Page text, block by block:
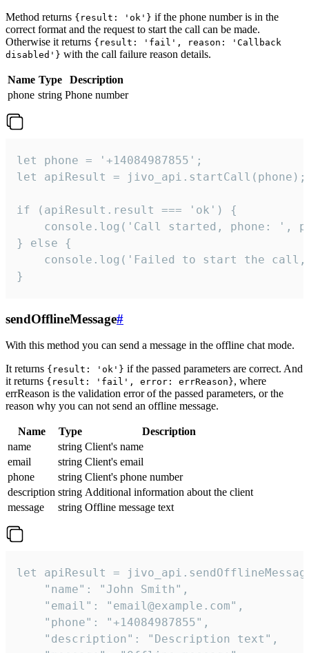
Method returns {result: 'ok'} if the phone number is in the
correct format and the request to start the call can be made.
Otherwise it returns {result: 'fail', reason: 'Callback
disabled'} with the call failure reason details.
Name Type
Description
phone string Phone number
let phone = '+14084987855';
let apiResult = jivo_api.startCall(phone);
if (apiResult.result === 'ok') {
console.log('Call started, phone: ',
} else {
console.log('Failed to start the
}
sendOfflineMessage#
With this method you can send a message in the offline chat mode.
It returns {result: 'ok'} if the passed parameters are correct. And
it returns {result: 'fail', error: errReason}, where
errReason is the validation error of the passed parameters, or the
reason why you can not send an offline message.
Name Type
Description
name
string Client's name
email
string Client's email
phone
string Client's phone number
description string Additional information about the client
message
string Offline message text
let apiResult =
    "name": "John Smith",
    "email": "email@example.com",
    "phone": "+14084987855",
    "description": "Description text",